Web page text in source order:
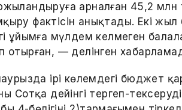
арналған 45,2 млн
фактісін анықтады. Екі
ұйымға мүлдем келмеген
отырған, — делінген
ірі көлемдегі бюджет
Сотқа дейінгі тергеп-